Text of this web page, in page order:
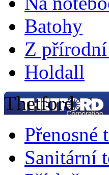
Batohy
Z
Holdall
Thetford
Přenosné
Sanitární